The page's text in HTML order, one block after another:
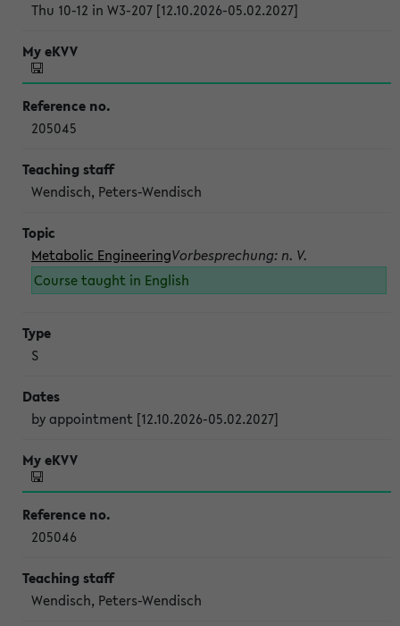
Thu 10-12 in W3-207 [12.10.2026-05.02.2027]
205045
Wendisch, Peters-Wendisch
Metabolic EngineeringVorbesprechung: n. V.
Course taught in English
S
by appointment [12.10.2026-05.02.2027]
205046
Wendisch, Peters-Wendisch